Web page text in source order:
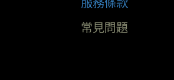
常見問題